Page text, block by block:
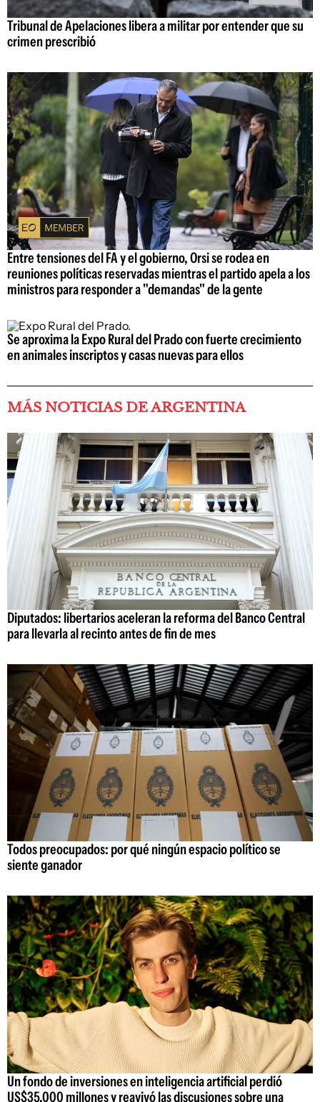
Tribunal de Apelaciones libera a militar por entender que su
crimen prescribió
Entre tensiones del FA y el gobierno, Orsi se rodea en
reuniones políticas reservadas mientras el partido apela a los
ministros para responder a "demandas" de la gente
Se aproxima la Expo Rural del Prado con fuerte crecimiento
en animales inscriptos y casas nuevas para ellos
MÁS NOTICIAS DE ARGENTINA
Diputados: libertarios aceleran la reforma del Banco Central
para llevarla al recinto antes de fin de mes
Todos preocupados: por qué ningún espacio político se
siente ganador
Un fondo de inversiones en inteligencia artificial perdió
US$35.000 millones y reavivó las discusiones sobre una